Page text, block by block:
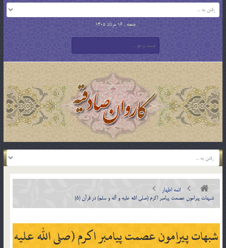
جمعه , 16 مرداد 1405
ائمه اطهار
شبهات پیرامون عصمت پیامبر اکرم (صلی الله علیه و آله و سلم) در قرآن (5)
شبهات پیرامون عصمت پیامبر اکرم (صلی الله علیه